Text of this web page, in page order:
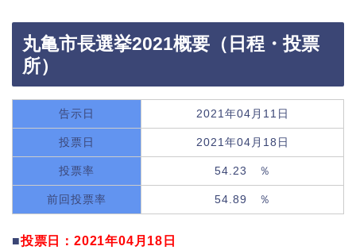
丸亀市長選挙2021概要（日程・投票
所）
告示日 2021年04月11日
投票日 2021年04月18日
投票率 54.23 ％
前回投票率 54.89 ％
■投票日：2021年04月18日